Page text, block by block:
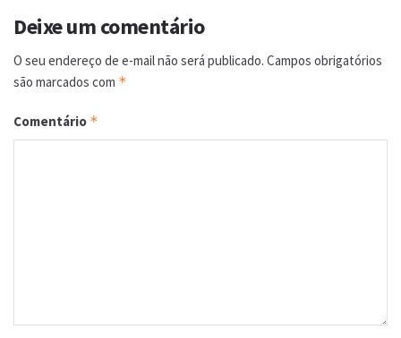
Deixe um comentário
O seu endereço de e-mail não será publicado. Campos obrigatórios
são marcados com *
Comentário *